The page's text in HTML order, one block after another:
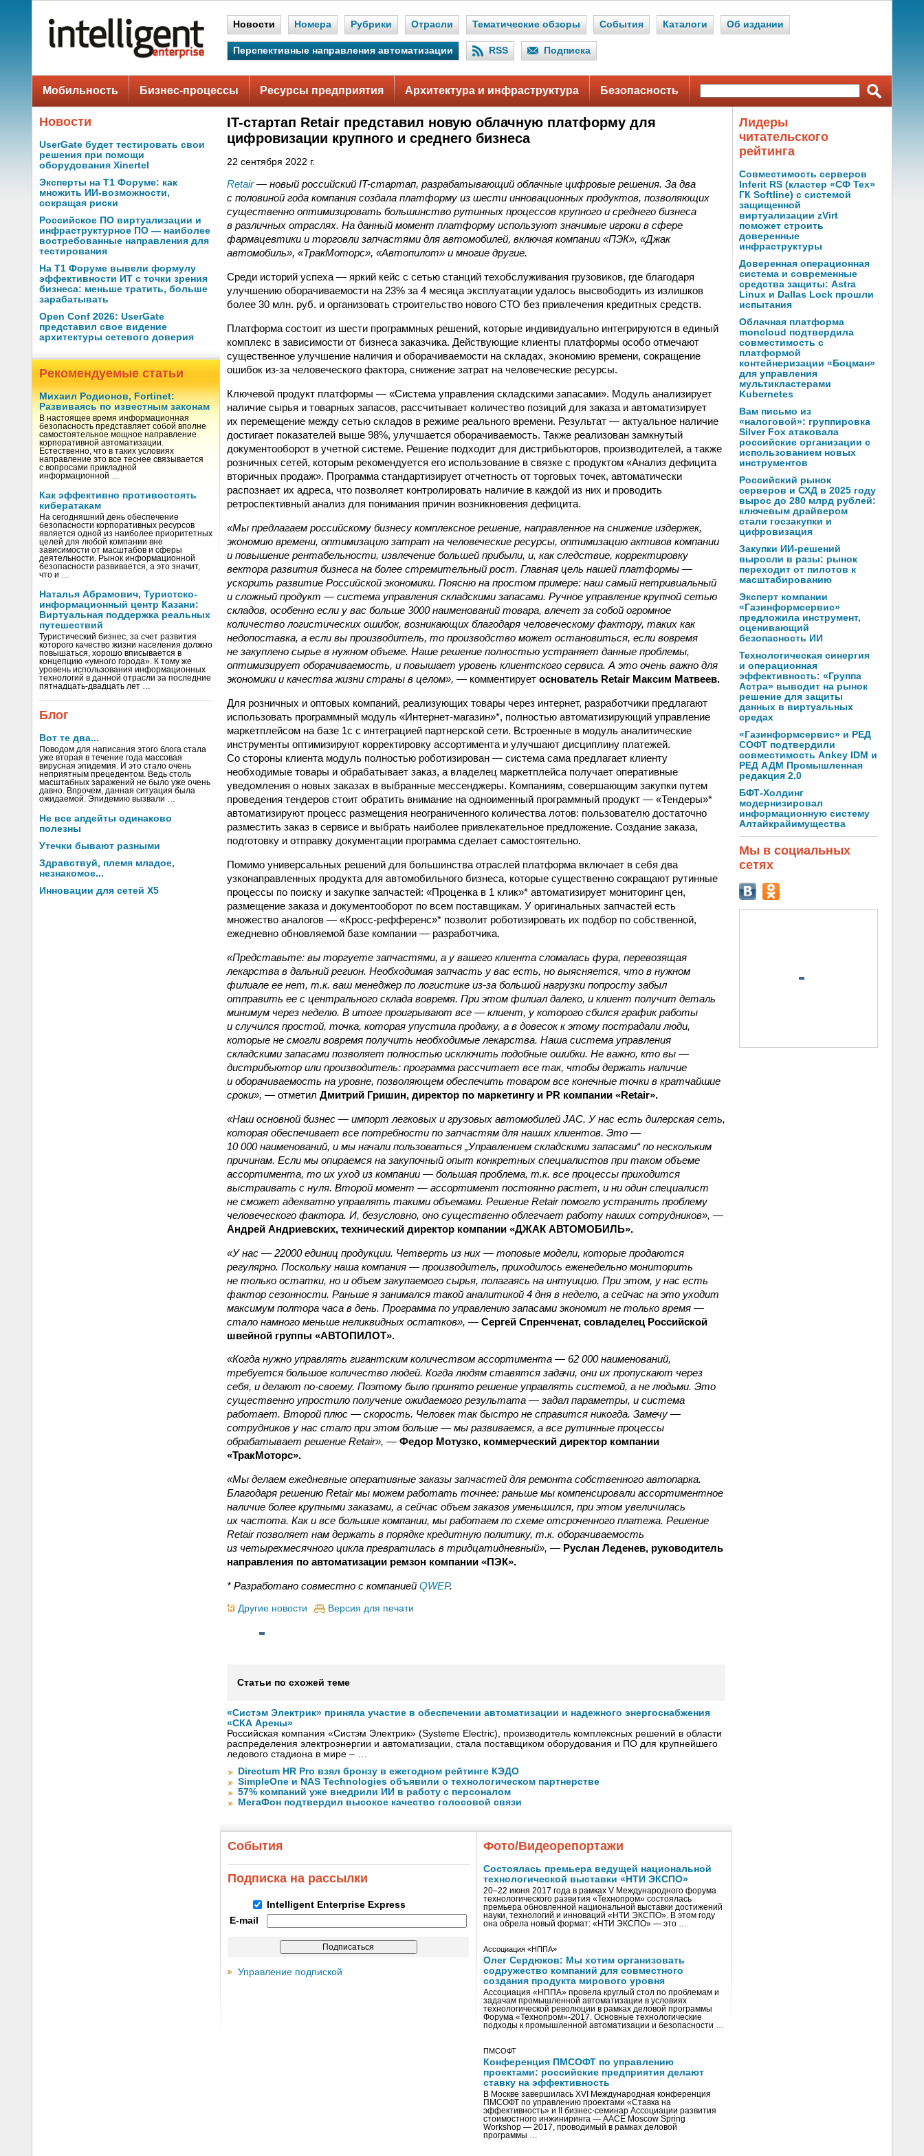
Новости Номера Рубрики Отрасли Тематические обзоры События Каталоги Об издании
Перспективные направления автоматизации RSS Подписка
Мобильность Бизнес-процессы Ресурсы предприятия Архитектура и инфраструктура Безопасность
Новости
UserGate будет тестировать свои
решения при помощи
оборудования Xinertel
Эксперты на Т1 Форуме: как
множить ИИ-возможности,
сокращая риски
Российское ПО виртуализации и
инфраструктурное ПО — наиболее
востребованные направления для
тестирования
На Т1 Форуме вывели формулу
эффективности ИТ с точки зрения
бизнеса: меньше тратить, больше
зарабатывать
Open Conf 2026: UserGate
представил свое видение
архитектуры сетевого доверия
Рекомендуемые статьи
Михаил Родионов, Fortinet:
Развиваясь по известным законам
В настоящее время информационная
безопасность представляет собой вполне
самостоятельное мощное направление
корпоративной автоматизации.
Естественно, что в таких условиях
направление это все теснее связывается
с вопросами прикладной
информационной …
Как эффективно противостоять
кибератакам
На сегодняшний день обеспечение
безопасности корпоративных ресурсов
является одной из наиболее приоритетных
целей для любой компании вне
зависимости от масштабов и сферы
деятельности. Рынок информационной
безопасности развивается, а это значит,
что и …
Наталья Абрамович, Туристско-
информационный центр Казани:
Виртуальная поддержка реальных
путешествий
Туристический бизнес, за счет развития
которого качество жизни населения должно
повышаться, хорошо вписывается в
концепцию «умного города». К тому же
уровень использования информационных
технологий в данной отрасли за последние
пятнадцать-двадцать лет …
Блог
Вот те два...
Поводом для написания этого блога стала
уже вторая в течение года массовая
вирусная эпидемия. И это стало очень
неприятным прецедентом. Ведь столь
масштабных заражений не было уже очень
давно. Впрочем, данная ситуация была
ожидаемой. Эпидемию вызвали …
Не все апдейты одинаково
полезны
Утечки бывают разными
Здравствуй, племя младое,
незнакомое...
Инновации для сетей X5
IT-стартап Retair представил новую облачную платформу для
цифровизации крупного и среднего бизнеса
22 сентября 2022 г.
Retair— новый российский IT-стартап, разрабатывающий облачные цифровые решения. За два
с половиной года компания создала платформу из шести инновационных продуктов, позволяющих
существенно оптимизировать большинство рутинных процессов крупного и среднего бизнеса
в различных отраслях. На данный момент платформу используют значимые игроки в сфере
фармацевтики и торговли запчастями для автомобилей, включая компании «ПЭК», «Джак
автомобиль», «ТракМоторс», «Автопилот» и многие другие.
Среди историй успеха — яркий кейс с сетью станций техобслуживания грузовиков, где благодаря
улучшению оборачиваемости на 23% за 4 месяца эксплуатации удалось высвободить из излишков
более 30 млн. руб. и организовать строительство нового СТО без привлечения кредитных средств.
Платформа состоит из шести программных решений, которые индивидуально интегрируются в единый
комплекс в зависимости от бизнеса заказчика. Действующие клиенты платформы особо отмечают
существенное улучшение наличия и оборачиваемости на складах, экономию времени, сокращение
ошибок из-за человеческого фактора, снижение затрат на человеческие ресурсы.
Ключевой продукт платформы — «Система управления складскими запасами». Модуль анализирует
наличие сырья и товарных запасов, рассчитывает количество позиций для заказа и автоматизирует
их перемещение между сетью складов в режиме реального времени. Результат — актуальное наличие
достигает показателей выше 98%, улучшается оборачиваемость. Также реализован замкнутый
документооборот в учетной системе. Решение подходит для дистрибьюторов, производителей, а также
розничных сетей, которым рекомендуется его использование в связке с продуктом «Анализ дефицита
вторичных продаж». Программа стандартизирует отчетность от торговых точек, автоматически
распознает их адреса, что позволяет контролировать наличие в каждой из них и проводить
ретроспективный анализ для понимания причин возникновения дефицита.
«Мы предлагаем российскому бизнесу комплексное решение, направленное на снижение издержек,
экономию времени, оптимизацию затрат на человеческие ресурсы, оптимизацию активов компании
и повышение рентабельности, извлечение большей прибыли, и, как следствие, корректировку
вектора развития бизнеса на более стремительный рост. Главная цель нашей платформы —
ускорить развитие Российской экономики. Поясню на простом примере: наш самый нетривиальный
и сложный продукт — система управления складскими запасами. Ручное управление крупной сетью
складов, особенно если у вас больше 3000 наименований товара, влечет за собой огромное
количество логистических ошибок, возникающих благодаря человеческому фактору, таких как
недопоставка, а если вы производитель, то производство может остановиться, если вовремя
не закуплено сырье в нужном объеме. Наше решение полностью устраняет данные проблемы,
оптимизирует оборачиваемость, и повышает уровень клиентского сервиса. А это очень важно для
экономики и качества жизни страны в целом», — комментирует основатель Retair Максим Матвеев.
Для розничных и оптовых компаний, реализующих товары через интернет, разработчики предлагают
использовать программный модуль «Интернет-магазин»*, полностью автоматизирующий управление
маркетплейсом на базе 1с с интеграцией партнерской сети. Встроенные в модуль аналитические
инструменты оптимизируют корректировку ассортимента и улучшают дисциплину платежей.
Со стороны клиента модуль полностью роботизирован — система сама предлагает клиенту
необходимые товары и обрабатывает заказ, а владелец маркетплейса получает оперативные
уведомления о новых заказах в выбранные мессенджеры. Компаниям, совершающим закупки путем
проведения тендеров стоит обратить внимание на одноименный программный продукт — «Тендеры»*
автоматизируют процесс размещения неограниченного количества лотов: пользователю достаточно
разместить заказ в сервисе и выбрать наиболее привлекательное предложение. Создание заказа,
подготовку и отправку документации программа сделает самостоятельно.
Помимо универсальных решений для большинства отраслей платформа включает в себя два
узконаправленных продукта для автомобильного бизнеса, которые существенно сокращают рутинные
процессы по поиску и закупке запчастей: «Проценка в 1 клик»* автоматизирует мониторинг цен,
размещение заказа и документооборот по всем поставщикам. У оригинальных запчастей есть
множество аналогов — «Кросс-рефференс»* позволит роботизировать их подбор по собственной,
ежедневно обновляемой базе компании — разработчика.
«Представьте: вы торгуете запчастями, а у вашего клиента сломалась фура, перевозящая
лекарства в дальний регион. Необходимая запчасть у вас есть, но выясняется, что в нужном
филиале ее нет, т.к. ваш менеджер по логистике из-за большой нагрузки попросту забыл
отправить ее с центрального склада вовремя. При этом филиал далеко, и клиент получит деталь
минимум через неделю. В итоге проигрывают все — клиент, у которого сбился график работы
и случился простой, точка, которая упустила продажу, а в довесок к этому пострадали люди,
которые не смогли вовремя получить необходимые лекарства. Наша система управления
складскими запасами позволяет полностью исключить подобные ошибки. Не важно, кто вы —
дистрибьютор или производитель: программа рассчитает все так, чтобы держать наличие
и оборачиваемость на уровне, позволяющем обеспечить товаром все конечные точки в кратчайшие
сроки», — отметил Дмитрий Гришин, директор по маркетингу и PR компании «Retair».
«Наш основной бизнес — импорт легковых и грузовых автомобилей JAC. У нас есть дилерская сеть,
которая обеспечивает все потребности по запчастям для наших клиентов. Это —
10 000 наименований, и мы начали пользоваться „Управлением складскими запасами“ по нескольким
причинам. Если мы опираемся на закупочный опыт конкретных специалистов при таком объеме
ассортимента, то их уход из компании — большая проблема, т.к. все процессы приходится
выстраивать с нуля. Второй момент — ассортимент постоянно растет, и ни один специалист
не сможет адекватно управлять такими объемами. Решение Retair помогло устранить проблему
человеческого фактора. И, безусловно, оно существенно облегчает работу наших сотрудников», —
Андрей Андриевских, технический директор компании «ДЖАК АВТОМОБИЛЬ».
«У нас — 22000 единиц продукции. Четверть из них — топовые модели, которые продаются
регулярно. Поскольку наша компания — производитель, приходилось еженедельно мониторить
не только остатки, но и объем закупаемого сырья, полагаясь на интуицию. При этом, у нас есть
фактор сезонности. Раньше я занимался такой аналитикой 4 дня в неделю, а сейчас на это уходит
максимум полтора часа в день. Программа по управлению запасами экономит не только время —
стало намного меньше неликвидных остатков», — Сергей Спренченат, совладелец Российской
швейной группы «АВТОПИЛОТ».
«Когда нужно управлять гигантским количеством ассортимента — 62 000 наименований,
требуется большое количество людей. Когда людям ставятся задачи, они их пропускают через
себя, и делают по-своему. Поэтому было принято решение управлять системой, а не людьми. Это
существенно упростило получение ожидаемого результата — задал параметры, и система
работает. Второй плюс — скорость. Человек так быстро не справится никогда. Замечу —
сотрудников у нас стало при этом больше — мы развиваемся, а все рутинные процессы
обрабатывает решение Retair», — Федор Мотузко, коммерческий директор компании
«ТракМоторс».
«Мы делаем ежедневные оперативные заказы запчастей для ремонта собственного автопарка.
Благодаря решению Retair мы можем работать точнее: раньше мы компенсировали ассортиментное
наличие более крупными заказами, а сейчас объем заказов уменьшился, при этом увеличилась
их частота. Как и все большие компании, мы работаем по схеме отсроченного платежа. Решение
Retair позволяет нам держать в порядке кредитную политику, т.к. оборачиваемость
из четырехмесячного цикла превратилась в тридцатидневный», — Руслан Леденев, руководитель
направления по автоматизации ремзон компании «ПЭК».
* Разработано совместно с компанией QWEP.
Другие новости Версия для печати
Статьи по схожей теме
«Систэм Электрик» приняла участие в обеспечении автоматизации и надежного энергоснабжения
«СКА Арены»
Российская компания «Систэм Электрик» (Systeme Electric), производитель комплексных решений в области
распределения электроэнергии и автоматизации, стала поставщиком оборудования и ПО для крупнейшего
ледового стадиона в мире – …
Directum HR Pro взял бронзу в ежегодном рейтинге КЭДО
SimpleOne и NAS Technologies объявили о технологическом партнерстве
57% компаний уже внедрили ИИ в работу с персоналом
МегаФон подтвердил высокое качество голосовой связи
События
Подписка на рассылки
Intelligent Enterprise Express
E-mail
Управление подпиской
Фото/Видеорепортажи
Состоялась премьера ведущей национальной
технологической выставки «НТИ ЭКСПО»
20–22 июня 2017 года в рамках V Международного форума
технологического развития «Технопром» состоялась
премьера обновленной национальной выставки достижений
науки, технологий и инноваций «НТИ ЭКСПО». В этом году
она обрела новый формат: «НТИ ЭКСПО» — это …
Ассоциация «НППА»
Олег Сердюков: Мы хотим организовать
содружество компаний для совместного
создания продукта мирового уровня
Ассоциация «НППА» провела круглый стол по проблемам и
задачам промышленной автоматизации в условиях
технологической революции в рамках деловой программы
Форума «Технопром»-2017. Основные технологические
подходы к промышленной автоматизации и безопасности …
ПМСОФТ
Конференция ПМСОФТ по управлению
проектами: российские предприятия делают
ставку на эффективность
В Москве завершилась XVI Международная конференция
ПМСОФТ по управлению проектами «Ставка на
эффективность» и II бизнес-семинар Ассоциации развития
стоимостного инжиниринга — AACE Moscow Spring
Workshop — 2017, проводимый в рамках деловой
программы …
Лидеры
читательского
рейтинга
Совместимость серверов
Inferit RS (кластер «СФ Тех»
ГК Softline) с системой
защищенной
виртуализации zVirt
поможет строить
доверенные
инфраструктуры
Доверенная операционная
система и современные
средства защиты: Astra
Linux и Dallas Lock прошли
испытания
Облачная платформа
moncloud подтвердила
совместимость с
платформой
контейнеризации «Боцман»
для управления
мультикластерами
Kubernetes
Вам письмо из
«налоговой»: группировка
Silver Fox атаковала
российские организации с
использованием новых
инструментов
Российский рынок
серверов и СХД в 2025 году
вырос до 280 млрд рублей:
ключевым драйвером
стали госзакупки и
цифровизация
Закупки ИИ-решений
выросли в разы: рынок
переходит от пилотов к
масштабированию
Эксперт компании
«Газинформсервис»
предложила инструмент,
оценивающий
безопасность ИИ
Технологическая синергия
и операционная
эффективность: «Группа
Астра» выводит на рынок
решение для защиты
данных в виртуальных
средах
«Газинформсервис» и РЕД
СОФТ подтвердили
совместимость Ankey IDM и
РЕД АДМ Промышленная
редакция 2.0
БФТ-Холдинг
модернизировал
информационную систему
Алтайкрайимущества
Мы в социальных
сетях